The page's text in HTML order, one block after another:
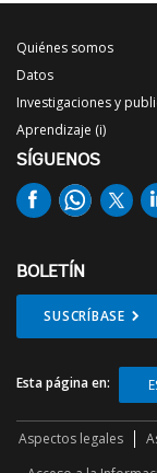
Quiénes somos
Datos
Investigaciones y
Aprendizaje (i)
SÍGUENOS
BOLETÍN
SUSCRÍBASE
Esta página en:
Aspectos legales